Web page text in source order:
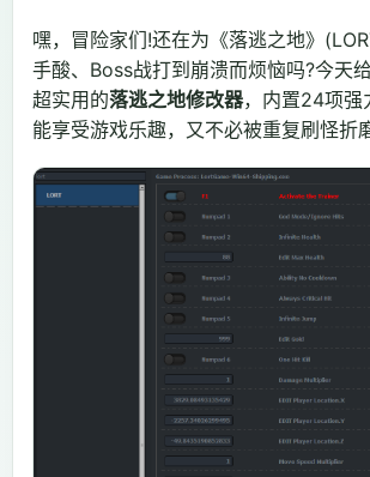
嘿，冒险家们!还在为《落逃之地》
手酸、Boss战打到崩溃而烦恼吗?今天
超实用的落逃之地修改器，内置24项强
能享受游戏乐趣，又不必被重复刷怪折磨